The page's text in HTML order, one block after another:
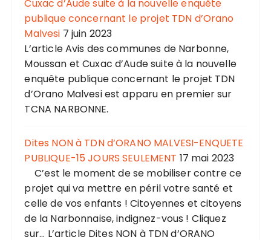
Cuxac d’Aude suite à la nouvelle enquête
publique concernant le projet TDN d’Orano
Malvesi 7 juin 2023
L’article Avis des communes de Narbonne,
Moussan et Cuxac d’Aude suite à la nouvelle
enquête publique concernant le projet TDN
d’Orano Malvesi est apparu en premier sur
TCNA NARBONNE.
Dites NON à TDN d’ORANO MALVESI-ENQUETE
PUBLIQUE-15 JOURS SEULEMENT 17 mai 2023
C’est le moment de se mobiliser contre ce
projet qui va mettre en péril votre santé et
celle de vos enfants ! Citoyennes et citoyens
de la Narbonnaise, indignez-vous ! Cliquez
sur... L’article Dites NON à TDN d’ORANO